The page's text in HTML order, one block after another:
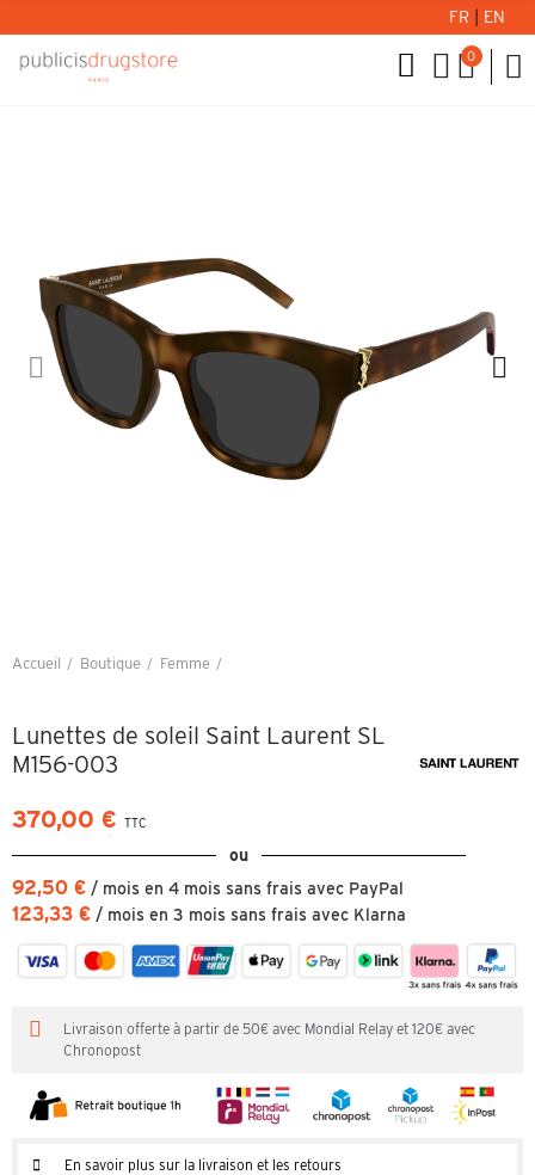
FR EN
0
Accueil Boutique
Femme
Lunettes de soleil Saint Laurent SL
M156-003
370,00 € TTC
ou
92,50 € / mois en 4 mois sans frais avec PayPal
123,33 € / mois en 3 mois sans frais avec Klarna
Livraison offerte à partir de 50€ avec Mondial Relay et 120€ avec
Chronopost
En savoir plus sur la livraison et les retours